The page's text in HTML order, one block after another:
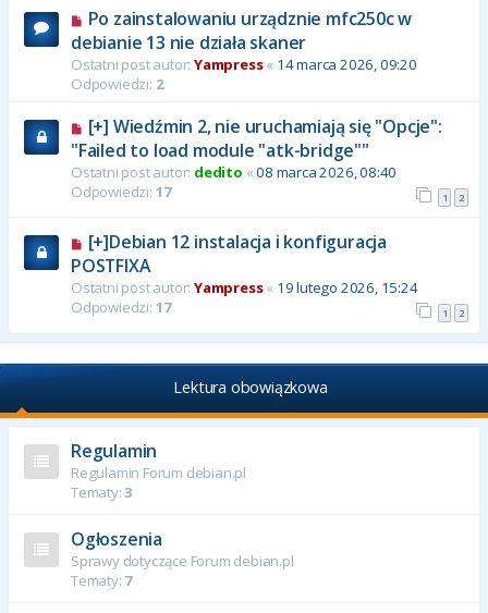
Po zainstalowaniu urządznie mfc250c w
debianie 13 nie działa skaner
Ostatni post autor: Yampress« 14 marca 2026, 09:20
Odpowiedzi: 2
[+] Wiedźmin 2, nie uruchamiają się "Opcje":
"Failed to load module "atk-bridge""
Ostatni post autor: dedito «08 marca 2026, 08:40
Odpowiedzi: 17 1 2
[+]Debian 12 instalacja i konfiguracja
POSTFIXA
Ostatni post autor: Yampress« 19 lutego 2026, 15:24
Odpowiedzi: 17 1 2
Lektura obowiązkowa
Regulamin
Regulamin Forum debian.pl
Tematy:3
Ogłoszenia
Sprawy dotyczące Forum debian.pl
Tematy: 7